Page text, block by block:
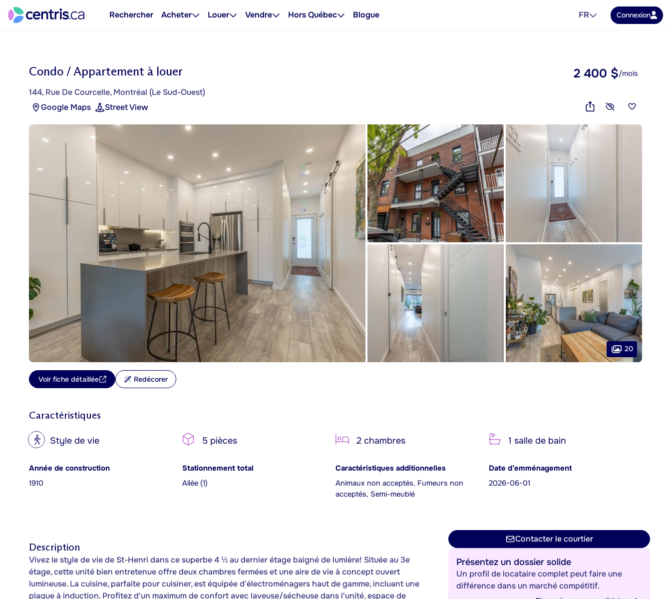
Rechercher Acheter Louer Vendre Hors Québec Blogue FR Connexion
Condo / Appartement à louer
144, Rue De Courcelle, Montréal (Le Sud-Ouest)
Google Maps
Street View
2 400 $/mois
20
Voir fiche détaillée Redécorer
Caractéristiques
? Style de vie 5 pièces 2 chambres 1 salle de bain
Année de construction
1910
Stationnement total
Allée (1)
Caractéristiques additionnelles
Animaux non acceptés, Fumeurs non
acceptés, Semi-meublé
Date d’emménagement
2026-06-01
Description
Vivez le style de vie de St-Henri dans ce superbe 4 ½ au dernier étage baigné de lumière! Située au 3e
étage, cette unité bien entretenue offre deux chambres fermées et une aire de vie à concept ouvert
lumineuse. La cuisine, parfaite pour cuisiner, est équipée d'électroménagers haut de gamme, incluant une
plaque à induction. Profitez d'un maximum de confort avec laveuse/sécheuse dans l'unité, espace de
Contacter le courtier
Présentez un dossier solide
Un profil de locataire complet peut faire une
différence dans un marché compétitif.